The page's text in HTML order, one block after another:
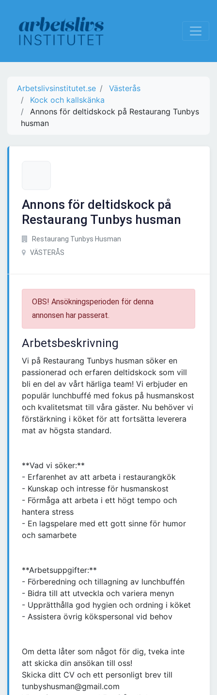
Arbetslivsinstitutet.se
Västerås
Kock och kallskänka
Annons för deltidskock på Restaurang Tunbys
husman
Annons för deltidskock på
Restaurang Tunbys husman
Restaurang Tunbys Husman
VÄSTERÅS
OBS! Ansökningsperioden för denna
annonsen har passerat.
Arbetsbeskrivning
Vi på Restaurang Tunbys husman söker en
passionerad och erfaren deltidskock som vill
bli en del av vårt härliga team! Vi erbjuder en
populär lunchbuffé med fokus på husmanskost
och kvalitetsmat till våra gäster. Nu behöver vi
förstärkning i köket för att fortsätta leverera
mat av högsta standard.
**Vad vi söker:**
- Erfarenhet av att arbeta i restaurangkök
- Kunskap och intresse för husmanskost
- Förmåga att arbeta i ett högt tempo och
hantera stress
- En lagspelare med ett gott sinne för humor
och samarbete
**Arbetsuppgifter:**
- Förberedning och tillagning av lunchbuffén
- Bidra till att utveckla och variera menyn
- Upprätthålla god hygien och ordning i köket
- Assistera övrig kökspersonal vid behov
Om detta låter som något för dig, tveka inte
att skicka din ansökan till oss!
Skicka ditt CV och ett personligt brev till
tunbyshusman@gmail.com